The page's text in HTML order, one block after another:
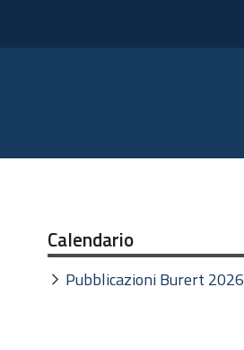
Calendario
Pubblicazioni Burert 2026